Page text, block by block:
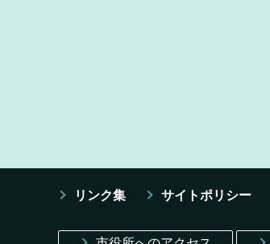
リンク集 サイトポリシー